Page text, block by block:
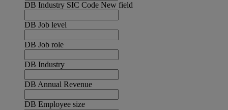
DB Industry SIC Code New field
DB Job level
DB Job role
DB Industry
DB Annual Revenue
DB Employee size